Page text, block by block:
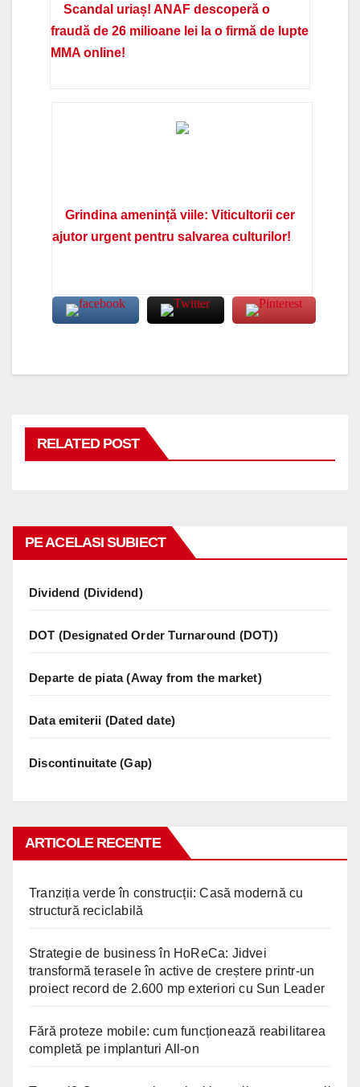
Scandal uriaș! ANAF descoperă o
fraudă de 26 milioane lei la o firmă de lupte
MMA online!
Grindina amenință viile: Viticultorii cer
ajutor urgent pentru salvarea culturilor!
RELATED POST
PE ACELASI SUBIECT
Dividend (Dividend)
DOT (Designated Order Turnaround (DOT))
Departe de piata (Away from the market)
Data emiterii (Dated date)
Discontinuitate (Gap)
ARTICOLE RECENTE
Tranziția verde în construcții: Casă modernă cu
structură reciclabilă
Strategie de business în HoReCa: Jidvei
transformă terasele în active de creștere printr-un
proiect record de 2.600 mp exteriori cu Sun Leader
Fără proteze mobile: cum funcționează reabilitarea
completă pe implanturi All-on